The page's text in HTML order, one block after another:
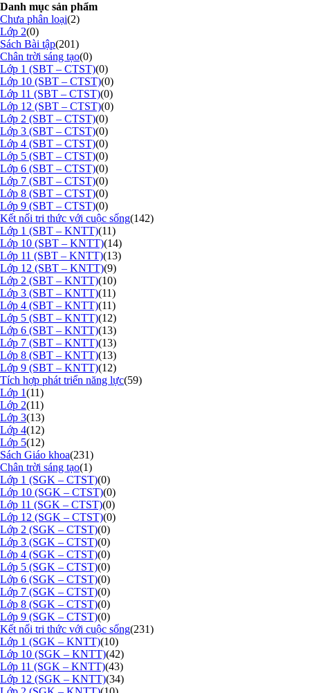
Danh mục sản phẩm
Chưa phân loại(2)
Lớp 2(0)
Sách Bài tập(201)
Chân trời sáng tạo(0)
Lớp 1 (SBT – CTST)(0)
Lớp 10 (SBT – CTST)(0)
Lớp 11 (SBT – CTST)(0)
Lớp 12 (SBT – CTST)(0)
Lớp 2 (SBT – CTST)(0)
Lớp 3 (SBT – CTST)(0)
Lớp 4 (SBT – CTST)(0)
Lớp 5 (SBT – CTST)(0)
Lớp 6 (SBT – CTST)(0)
Lớp 7 (SBT – CTST)(0)
Lớp 8 (SBT – CTST)(0)
Lớp 9 (SBT – CTST)(0)
Kết nối tri thức với cuộc sống(142)
Lớp 1 (SBT – KNTT)(11)
Lớp 10 (SBT – KNTT)(14)
Lớp 11 (SBT – KNTT)(13)
Lớp 12 (SBT – KNTT)(9)
Lớp 2 (SBT – KNTT)(10)
Lớp 3 (SBT – KNTT)(11)
Lớp 4 (SBT – KNTT)(11)
Lớp 5 (SBT – KNTT)(12)
Lớp 6 (SBT – KNTT)(13)
Lớp 7 (SBT – KNTT)(13)
Lớp 8 (SBT – KNTT)(13)
Lớp 9 (SBT – KNTT)(12)
Tích hợp phát triển năng lực(59)
Lớp 1(11)
Lớp 2(11)
Lớp 3(13)
Lớp 4(12)
Lớp 5(12)
Sách Giáo khoa(231)
Chân trời sáng tạo(1)
Lớp 1 (SGK – CTST)(0)
Lớp 10 (SGK – CTST)(0)
Lớp 11 (SGK – CTST)(0)
Lớp 12 (SGK – CTST)(0)
Lớp 2 (SGK – CTST)(0)
Lớp 3 (SGK – CTST)(0)
Lớp 4 (SGK – CTST)(0)
Lớp 5 (SGK – CTST)(0)
Lớp 6 (SGK – CTST)(0)
Lớp 7 (SGK – CTST)(0)
Lớp 8 (SGK – CTST)(0)
Lớp 9 (SGK – CTST)(0)
Kết nối tri thức với cuộc sống(231)
Lớp 1 (SGK – KNTT)(10)
Lớp 10 (SGK – KNTT)(42)
Lớp 11 (SGK – KNTT)(43)
Lớp 12 (SGK – KNTT)(34)